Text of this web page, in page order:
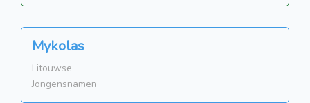
Mykolas
Litouwse
Jongensnamen